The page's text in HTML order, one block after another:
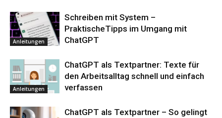
Anleitungen
Schreiben mit System –
PraktischeTipps im Umgang mit
ChatGPT
Anleitungen
ChatGPT als Textpartner: Texte für
den Arbeitsalltag schnell und einfach
verfassen
ChatGPT als Textpartner – So gelingt